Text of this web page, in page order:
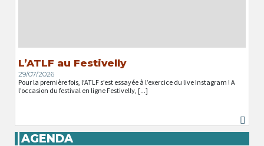
L’ATLF au Festivelly
29/07/2026
Pour la première fois, l’ATLF s’est essayée à l’exercice du live Instagram ! A
l’occasion du festival en ligne Festivelly, [...]
AGENDA